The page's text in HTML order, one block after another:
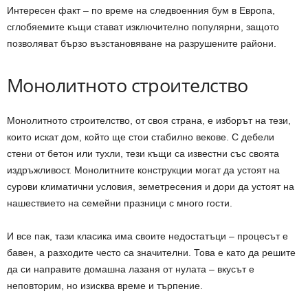
Интересен факт – по време на следвоенния бум в Европа,
сглобяемите къщи стават изключително популярни, защото
позволяват бързо възстановяване на разрушените райони.
Монолитното строителство
Монолитното строителство, от своя страна, е изборът на тези,
които искат дом, който ще стои стабилно векове. С дебели
стени от бетон или тухли, тези къщи са известни със своята
издръжливост. Монолитните конструкции могат да устоят на
сурови климатични условия, земетресения и дори да устоят на
нашествието на семейни празници с много гости.
И все пак, тази класика има своите недостатъци – процесът е
бавен, а разходите често са значителни. Това е като да решите
да си направите домашна лазаня от нулата – вкусът е
неповторим, но изисква време и търпение.